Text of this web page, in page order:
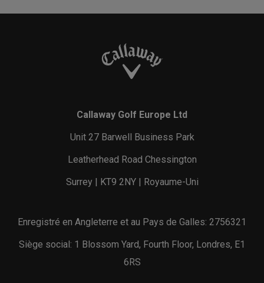
Callaway Golf Europe Ltd
Unit 27 Barwell Business Park
Leatherhead Road Chessington
Surrey | KT9 2NY | Royaume-Uni
Enregistré en Angleterre et au Pays de Galles: 2756321
Siège social: 1 Blossom Yard, Fourth Floor, Londres, E1
6RS